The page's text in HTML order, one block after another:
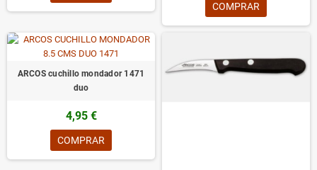
COMPRAR
ARCOS cuchillo mondador 1471
duo
4,95 €
COMPRAR